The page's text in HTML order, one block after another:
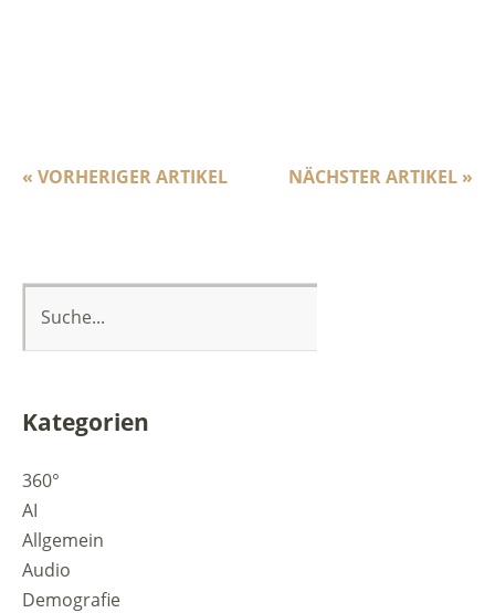
NÄCHSTER ARTIKEL »
« VORHERIGER ARTIKEL
Kategorien
360°
AI
Allgemein
Audio
Demografie